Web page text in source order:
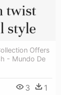
Offers
- Mundo De
3 1